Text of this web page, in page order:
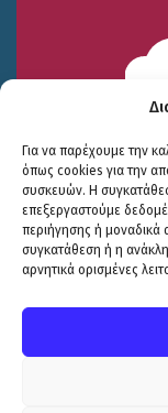
Για να παρέχουμε την
όπως cookies για την
συσκευών. Η
επεξεργαστούμε
περιήγησης ή μοναδικά
συγκατάθεση ή η
αρνητικά ορισμένες
25/7
15.73 oC
© COPYRIGHT ΔΗΜΟΣ